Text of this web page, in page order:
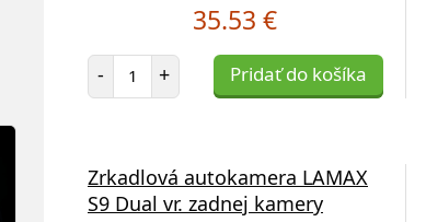
35.53 €
- Počet položiek
+ Pridať do košíka
Zrkadlová autokamera LAMAX
S9 Dual vr. zadnej kamery